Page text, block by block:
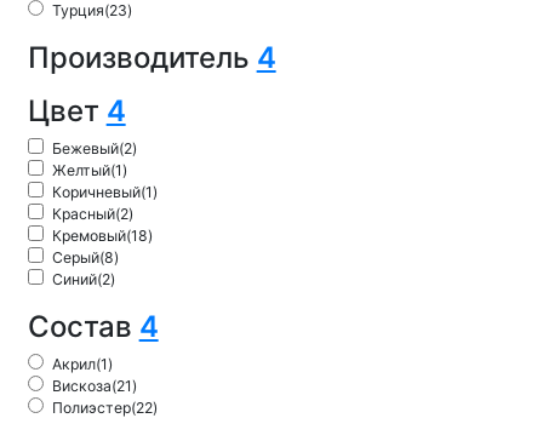
Турция(23)
Производитель 4
Цвет 4
Бежевый(2)
Желтый(1)
Коричневый(1)
Красный(2)
Кремовый(18)
Серый(8)
Синий(2)
Состав 4
Акрил(1)
Вискоза(21)
Полиэстер(22)